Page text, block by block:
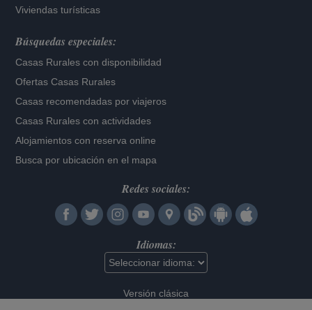
Viviendas turísticas
Búsquedas especiales:
Casas Rurales con disponibilidad
Ofertas Casas Rurales
Casas recomendadas por viajeros
Casas Rurales con actividades
Alojamientos con reserva online
Busca por ubicación en el mapa
Redes sociales:
Idiomas:
Versión clásica